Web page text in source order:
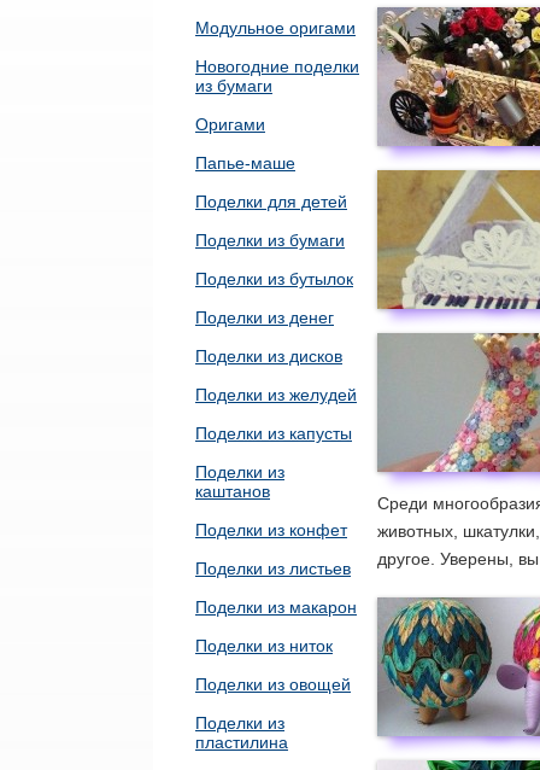
Модульное оригами
Новогодние поделки
из бумаги
Оригами
Папье-маше
Поделки для детей
Поделки из бумаги
Поделки из бутылок
Поделки из денег
Поделки из дисков
Поделки из желудей
Поделки из капусты
Поделки из
каштанов
Поделки из конфет
Поделки из листьев
Поделки из макарон
Поделки из ниток
Поделки из овощей
Поделки из
пластилина
Среди
животных,
другое. Уверены,